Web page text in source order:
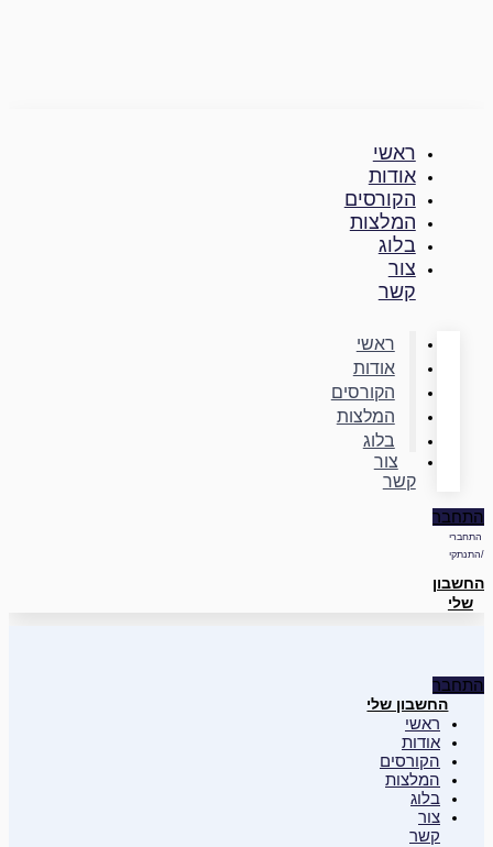
ראשי
אודות
הקורסים
המלצות
בלוג
צור
קשר
ראשי
אודות
הקורסים
המלצות
בלוג
צור
קשר
התחבר
התחברי
/התנתקי
החשבון
שלי
התחבר
החשבון שלי
ראשי
אודות
הקורסים
המלצות
בלוג
צור
קשר